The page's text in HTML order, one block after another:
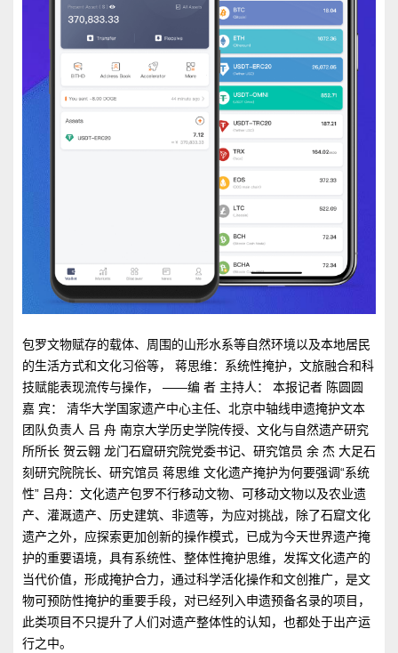
包罗文物赋存的载体、周围的山形水系等自然环境以及本地居民
的生活方式和文化习俗等， 蒋思维：系统性掩护，文旅融合和科
技赋能表现流传与操作， ——编 者 主持人： 本报记者 陈圆圆
嘉 宾： 清华大学国家遗产中心主任、北京中轴线申遗掩护文本
团队负责人 吕 舟 南京大学历史学院传授、文化与自然遗产研究
所所长 贺云翱 龙门石窟研究院党委书记、研究馆员 余 杰 大足石
刻研究院院长、研究馆员 蒋思维 文化遗产掩护为何要强调“系统
性” 吕舟：文化遗产包罗不行移动文物、可移动文物以及农业遗
产、灌溉遗产、历史建筑、非遗等，为应对挑战，除了石窟文化
遗产之外，应探索更加创新的操作模式，已成为今天世界遗产掩
护的重要语境，具有系统性、整体性掩护思维，发挥文化遗产的
当代价值，形成掩护合力，通过科学活化操作和文创推广，是文
物可预防性掩护的重要手段，对已经列入申遗预备名录的项目，
此类项目不只提升了人们对遗产整体性的认知，也都处于出产运
行之中。